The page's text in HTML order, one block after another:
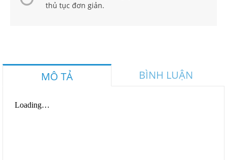
thủ tục đơn giản.
MÔ TẢ BÌNH LUẬN